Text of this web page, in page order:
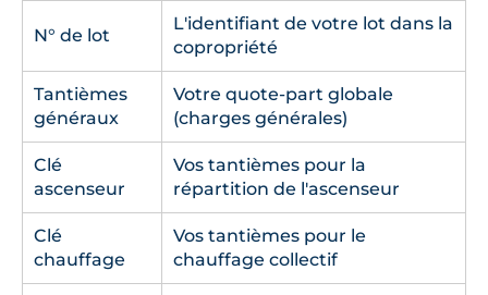
N° de lot
L'identifiant de votre lot dans la
copropriété
Tantièmes
généraux
Votre quote-part globale
(charges générales)
Clé
ascenseur
Vos tantièmes pour la
répartition de l'ascenseur
Clé
chauffage
Vos tantièmes pour le
chauffage collectif